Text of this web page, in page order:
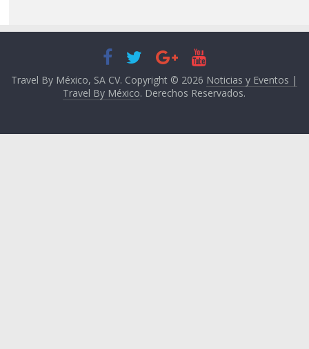
Travel By México, SA CV. Copyright © 2026 Noticias y Eventos |
Travel By México. Derechos Reservados.